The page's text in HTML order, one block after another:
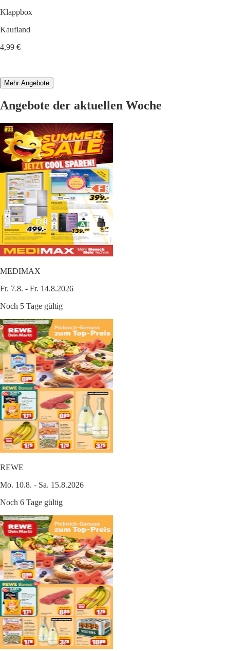
Klappbox
Kaufland
4,99 €
Mehr Angebote
Angebote der aktuellen Woche
MEDIMAX
Fr. 7.8. - Fr. 14.8.2026
Noch 5 Tage gültig
REWE
Mo. 10.8. - Sa. 15.8.2026
Noch 6 Tage gültig